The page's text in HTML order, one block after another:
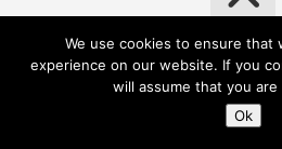
飞常旅客 VERYLVKE © 2026.
Powered byWordPress.
We use cookies to ensure that
experience on our website. If you
will assume that you
Ok